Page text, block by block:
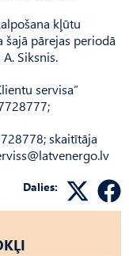
kļūtu
šajā pārejas periodā
Siksnis.
servisa”
skaitītāja
Dalies: